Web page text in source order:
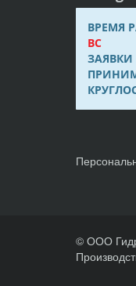
ВРЕМЯ
ВС
ЗАЯВКИ
© ООО